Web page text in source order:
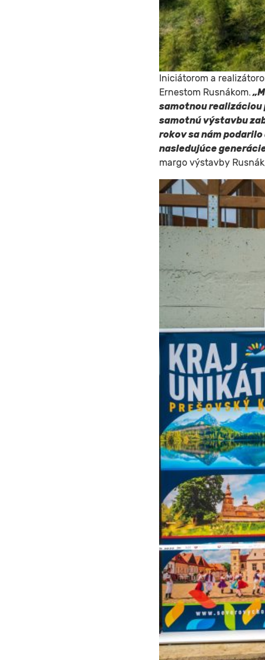
Iniciátorom a
Ernestom Rusnákom.
samotnou realizáciou
samotnú výstavbu
rokov sa nám
nasledujúce
margo výstavby